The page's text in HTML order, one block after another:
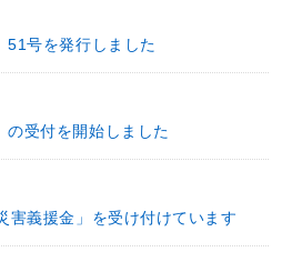
51号を発行しました
の受付を開始しました
害義援金」を受け付けています